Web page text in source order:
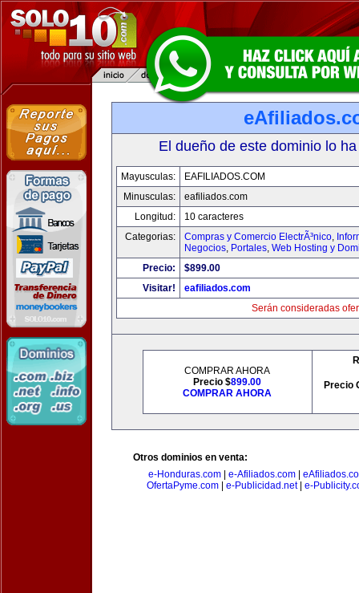
El dueño de este dominio lo
Mayusculas:
EAFILIADOS.COM
Minusculas:
eafiliados.com
Longitud:
10 caracteres
Categorias:
Compras y Comercio ElectrÃ³nico,
Negocios, Portales, Web Hosting y
Precio:
$899.00
Visitar!
eafiliados.com
Serán consideradas
COMPRAR AHORA
Precio $899.00
COMPRAR AHORA
Precio
Otros dominios en venta:
e-Honduras.com| e-Afiliados.com|
OfertaPyme.com| e-Publicidad.net| e-